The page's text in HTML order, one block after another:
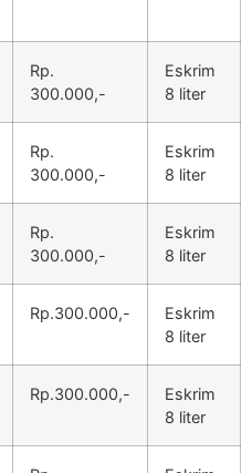
Rp.
300.000,-
Eskrim
8 liter
Rp.
300.000,-
Eskrim
8 liter
Rp.
300.000,-
Eskrim
8 liter
Rp.300.000,-
Eskrim
8 liter
Rp.300.000,-
Eskrim
8 liter